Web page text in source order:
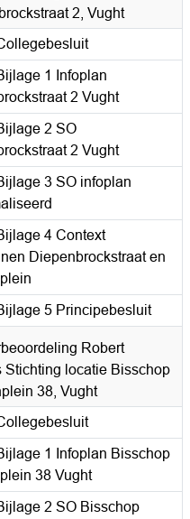
2, Vught
1 Infoplan
2 Vught
2 SO
2 Vught
3 SO infoplan
4 Context
Diepenbrockstraat en
5 Principebesluit
Robert
Stichting locatie Bisschop
38, Vught
1 Infoplan Bisschop
38 Vught
2 SO Bisschop